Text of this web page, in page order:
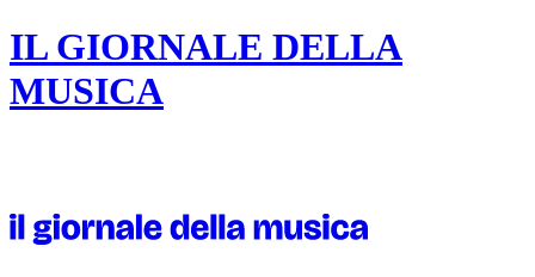
IL GIORNALE DELLA
MUSICA